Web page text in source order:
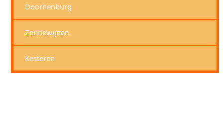
Doornenburg
Zennewijnen
Kesteren